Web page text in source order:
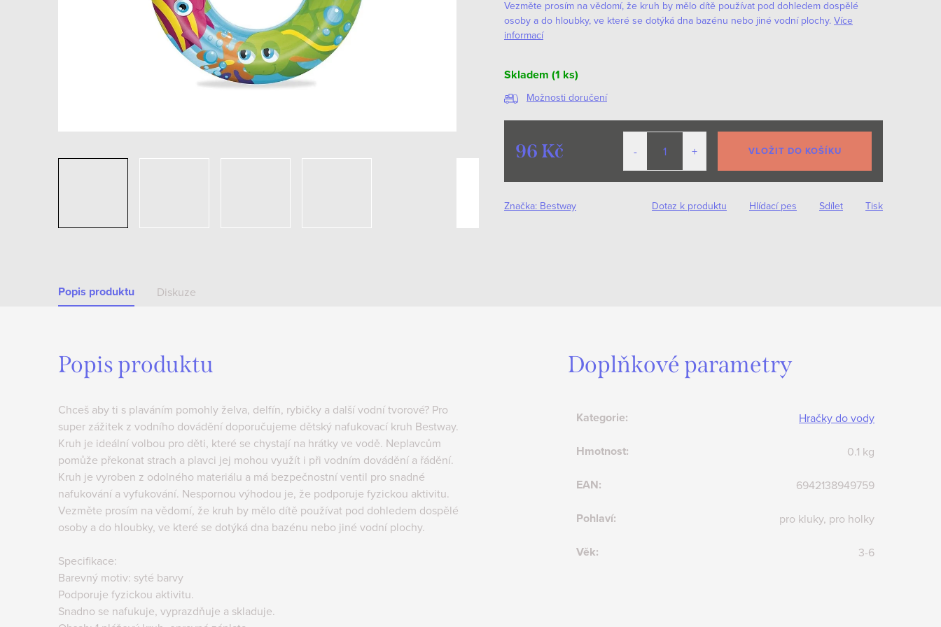
Vezměte prosím na vědomí, že kruh by mělo dítě používat pod dohledem dospělé
osoby a do hloubky, ve které se dotýká dna bazénu nebo jiné vodní plochy. Více
informací
Skladem (1 ks)
Možnosti doručení
96 Kč
cena:
VLOŽIT DO KOŠÍKU
Značka: Bestway Tisk
Dotaz k produktu Hlídací pes Sdílet
Popis produktu Diskuze
Popis produktu
Chceš aby ti s plaváním pomohly želva, delfín, rybičky a další vodní tvorové? Pro
super zážitek z vodního dovádění doporučujeme dětský nafukovací kruh Bestway.
Kruh je ideální volbou pro děti, které se chystají na hrátky ve vodě. Neplavcům
pomůže překonat strach a plavci jej mohou využít i při vodním dovádění a řádění.
Kruh je vyroben z odolného materiálu a má bezpečnostní ventil pro snadné
nafukování a vyfukování. Nespornou výhodou je, že podporuje fyzickou aktivitu.
Vezměte prosím na vědomí, že kruh by mělo dítě používat pod dohledem dospělé
osoby a do hloubky, ve které se dotýká dna bazénu nebo jiné vodní plochy.
Specifikace:
Barevný motiv: syté barvy
Podporuje fyzickou aktivitu.
Snadno se nafukuje, vyprazdňuje a skladuje.
Doplňkové parametry
Kategorie: Hračky do vody
Hmotnost: 0.1 kg
EAN: 6942138949759
Pohlaví: pro kluky, pro holky
Věk: 3-6